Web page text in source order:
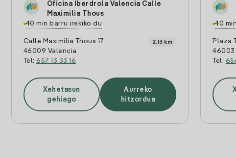
Oficina Iberdrola Valencia Calle
Maximilia Thous
40 min barru irekiko du
Calle Maximilia Thous 17
46009 Valencia
Tel:657 13 33 16
2.13 km
Xehetasun
gehiago
Aurreko
hitzordua
40
Plaza
46003
Tel: